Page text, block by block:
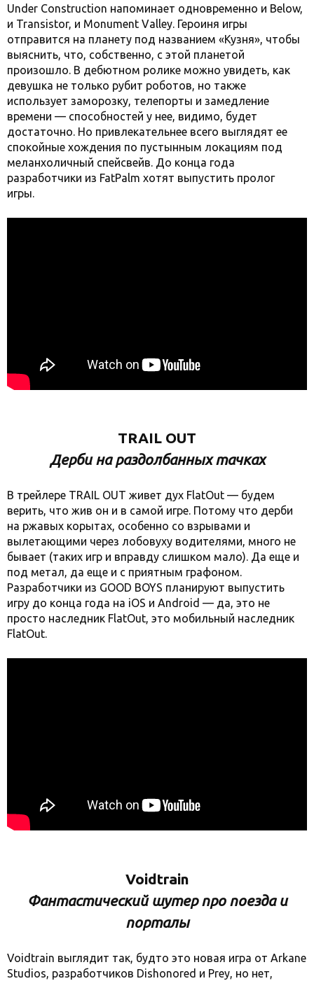
Under Construction напоминает одновременно и Below,
и Transistor, и Monument Valley. Героиня игры
отправится на планету под названием «Кузня», чтобы
выяснить, что, собственно, с этой планетой
произошло. В дебютном ролике можно увидеть, как
девушка не только рубит роботов, но также
использует заморозку, телепорты и замедление
времени — способностей у нее, видимо, будет
достаточно. Но привлекательнее всего выглядят ее
спокойные хождения по пустынным локациям под
меланхоличный спейсвейв. До конца года
разработчики из FatPalm хотят выпустить пролог
игры.
TRAIL OUT
Дерби на раздолбанных тачках
В трейлере TRAIL OUT живет дух FlatOut — будем
верить, что жив он и в самой игре. Потому что дерби
на ржавых корытах, особенно со взрывами и
вылетающими через лобовуху водителями, много не
бывает (таких игр и вправду слишком мало). Да еще и
под метал, да еще и с приятным графоном.
Разработчики из GOOD BOYS планируют выпустить
игру до конца года на iOS и Android — да, это не
просто наследник FlatOut, это мобильный наследник
FlatOut.
Voidtrain
Фантастический шутер про поезда и
порталы
Voidtrain выглядит так, будто это новая игра от Arkane
Studios, разработчиков Dishonored и Prey, но нет,